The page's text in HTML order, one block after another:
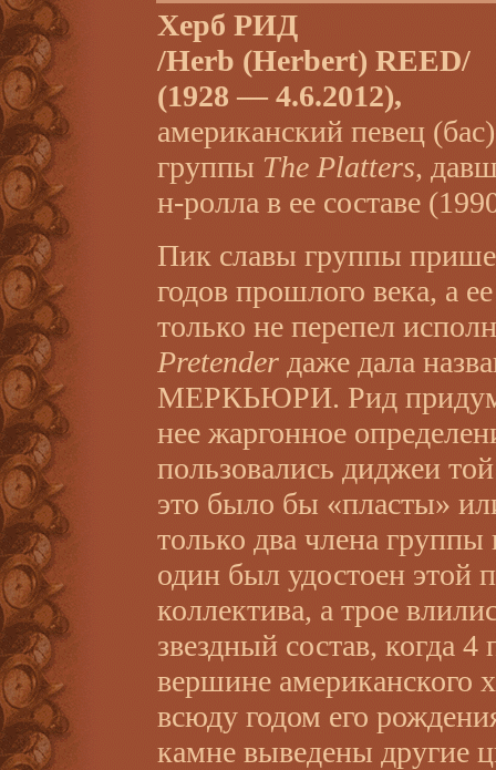
Херб РИД
/Herb (Herbert) REED/
(1928 — 4.6.2012),
американский певец
группы The Platters,
н-ролла в ее составе
Пик славы группы
годов прошлого века, а
только не перепел
Pretender даже дала
МЕРКЬЮРИ. Рид
нее жаргонное
пользовались диджеи
это было бы «пласты»
только два члена группы
один был удостоен этой
коллектива, а трое
звездный состав, когда
вершине американского
всюду годом его
камне выведены